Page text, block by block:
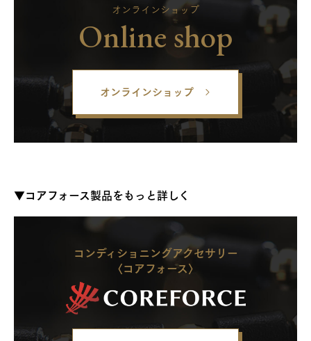
オンラインショップ
Online shop
オンラインショップ
▼コアフォース製品をもっと詳しく
コンディショニングアクセサリー
〈コアフォース〉